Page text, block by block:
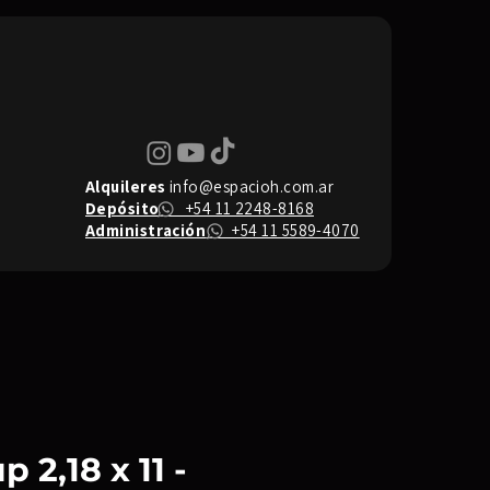
Alquileres info@espacioh.com.ar
Depósito+54 11 2248-8168
Administración+54 11 5589-4070
2,18 x 11 -